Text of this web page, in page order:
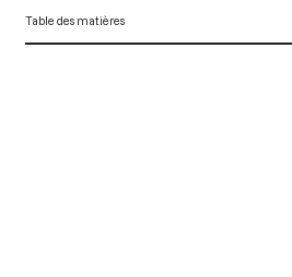
Table des matières